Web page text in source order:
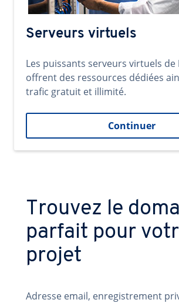
Serveurs virtuels
Les puissants serveurs virtuels de
offrent des ressources dédiées
trafic gratuit et illimité.
Continuer
Trouvez le
parfait pour
projet
Adresse email, enregistrement